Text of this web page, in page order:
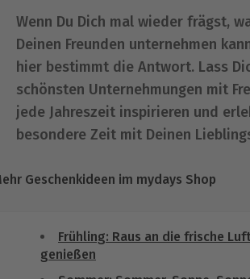
Wenn Du Dich mal wieder frägst,
Deinen Freunden unternehmen
hier bestimmt die Antwort. Lass
schönsten Unternehmungen mit
jede Jahreszeit inspirieren und
besondere Zeit mit Deinen
Geschenkideen im mydays Shop
Frühling: Raus an die frische
genießen